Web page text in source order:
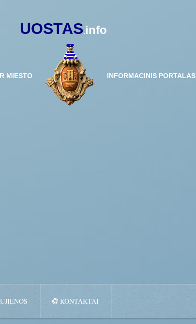
UOSTAS.info
MIESTO INFORMACINIS PORTALAS
KONTAKTAI